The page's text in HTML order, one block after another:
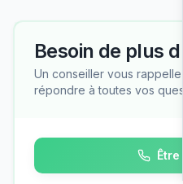
Besoin de plus
Un conseiller vous rappelle
répondre à toutes vos
Être